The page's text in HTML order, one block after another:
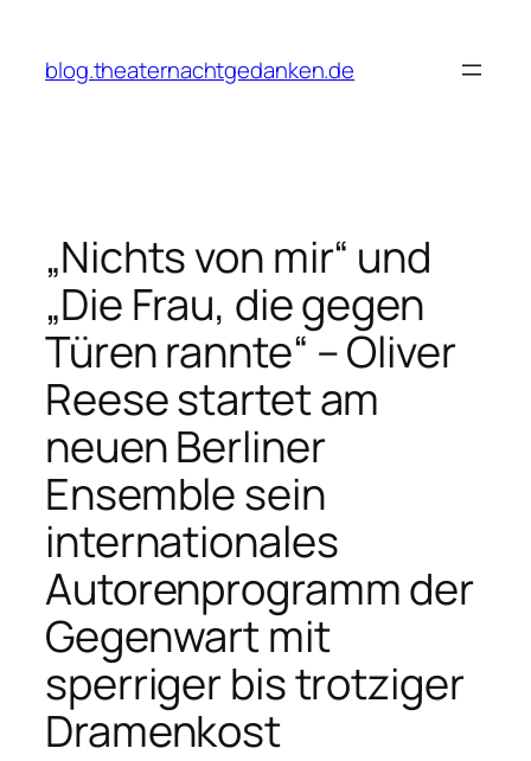
springen
blog.theaternachtgedanken.de
„Nichts von mir“ und
„Die Frau, die gegen
Türen rannte“ – Oliver
Reese startet am
neuen Berliner
Ensemble sein
internationales
Autorenprogramm der
Gegenwart mit
sperriger bis trotziger
Dramenkost